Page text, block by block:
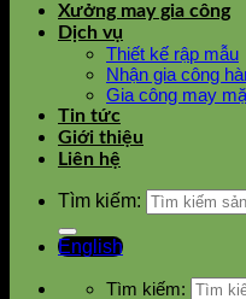
Xưởng may gia công
Dịch vụ
Thiết kế rập mẫu
Nhận gia công
Gia công may
Tin tức
Giới thiệu
Liên hệ
Tìm kiếm:
English
Tìm kiếm: